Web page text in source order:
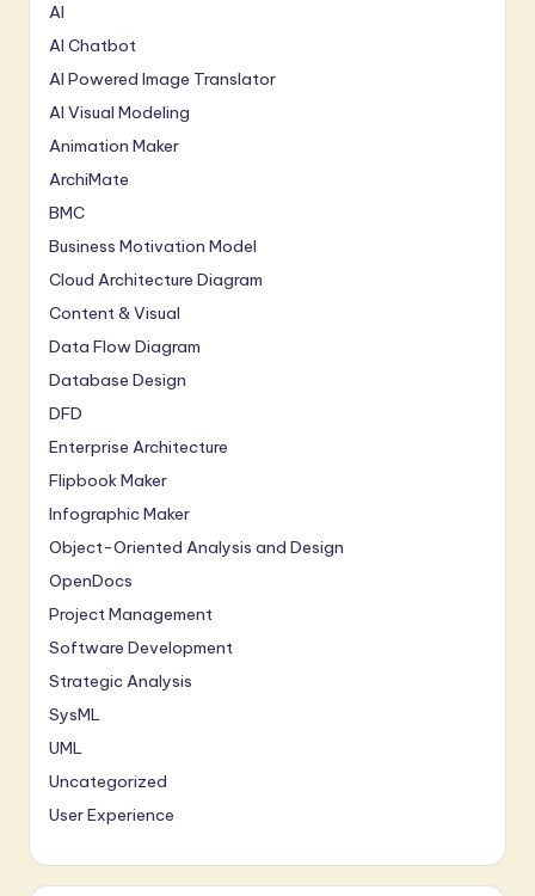
AI
AI Chatbot
AI Powered Image Translator
AI Visual Modeling
Animation Maker
ArchiMate
BMC
Business Motivation Model
Cloud Architecture Diagram
Content & Visual
Data Flow Diagram
Database Design
DFD
Enterprise Architecture
Flipbook Maker
Infographic Maker
Object-Oriented Analysis and Design
OpenDocs
Project Management
Software Development
Strategic Analysis
SysML
UML
Uncategorized
User Experience